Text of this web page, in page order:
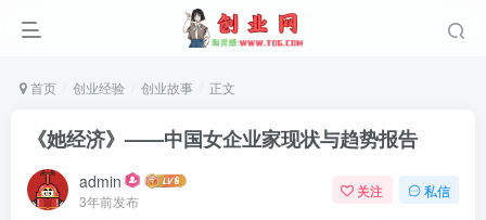
首页 创业经验 创业故事 正文
《她经济》——中国女企业家现状与趋势报告
admin
3年前发布
关注 私信